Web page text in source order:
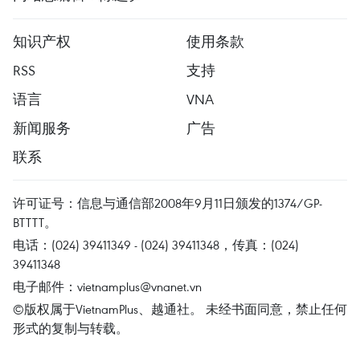
知识产权
使用条款
RSS
支持
语言
VNA
新闻服务
广告
联系
许可证号：信息与通信部2008年9月11日颁发的1374/GP-
BTTTT。
电话：(024) 39411349 - (024) 39411348，传真：(024)
39411348
电子邮件： vietnamplus@vnanet.vn
©版权属于VietnamPlus、越通社。 未经书面同意，禁止任何
形式的复制与转载。